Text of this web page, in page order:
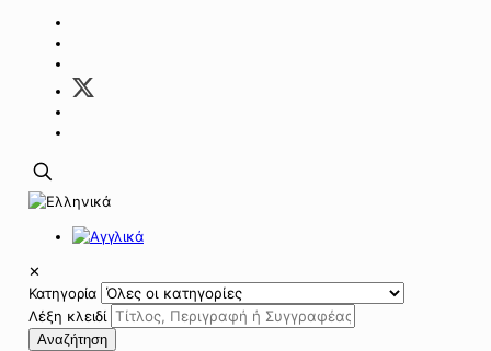
✕
Κατηγορία
Λέξη κλειδί
Αναζήτηση